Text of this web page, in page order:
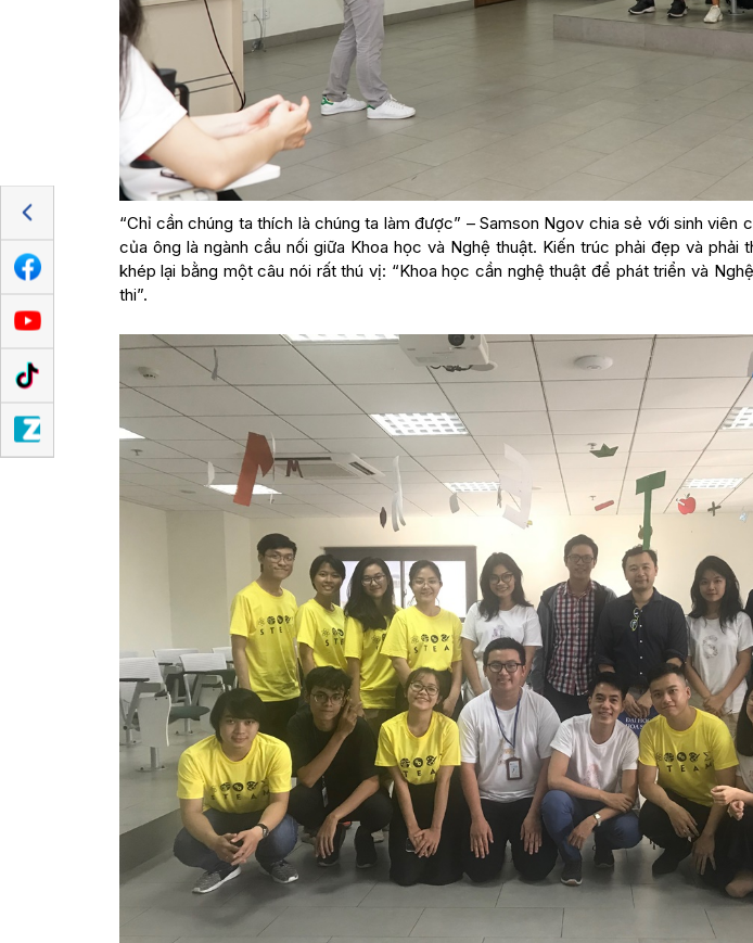
“Chỉ cần chúng ta thích là chúng ta làm được” – Samson Ngov chia sẻ với sinh viên
của ông là ngành cầu nối giữa Khoa học và Nghệ thuật. Kiến trúc phải đẹp và phải
khép lại bằng một câu nói rất thú vị: “Khoa học cần nghệ thuật để phát triển và
thi”.